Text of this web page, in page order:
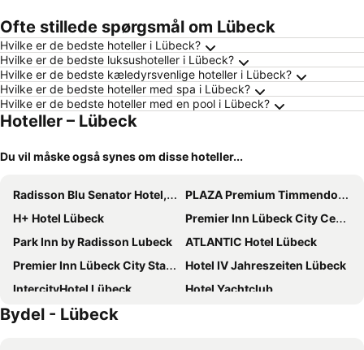
Ofte stillede spørgsmål om Lübeck
Hvilke er de bedste hoteller i Lübeck?
Hvilke er de bedste luksushoteller i Lübeck?
Hvilke er de bedste kæledyrsvenlige hoteller i Lübeck?
Hvilke er de bedste hoteller med spa i Lübeck?
Hvilke er de bedste hoteller med en pool i Lübeck?
Hoteller – Lübeck
Du vil måske også synes om disse hoteller...
Radisson Blu Senator Hotel, Lübeck
PLAZA Premium Timmendorfer Strand
H+ Hotel Lübeck
Premier Inn Lübeck City Centre
Park Inn by Radisson Lubeck
ATLANTIC Hotel Lübeck
Premier Inn Lübeck City Stadtgraben
Hotel IV Jahreszeiten Lübeck
IntercityHotel Lübeck
Hotel Yachtclub
Holiday Inn Lübeck, an IHG Hotel
Bydel - Lübeck